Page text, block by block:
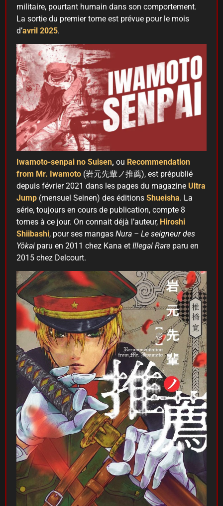
militaire, pourtant humain dans son comportement.
La sortie du premier tome est prévue pour le mois
d’avril 2025.
Iwamoto-senpai no Suisen, ou Recommendation
from Mr. Iwamoto (岩元先輩ノ推薦), est prépublié
depuis février 2021 dans les pages du magazine Ultra
Jump (mensuel Seinen) des éditions Shueisha. La
série, toujours en cours de publication, compte 8
tomes à ce jour. On connait déjà l’auteur, Hiroshi
Shiibashi, pour ses mangas Nura – Le seigneur des
Yôkai paru en 2011 chez Kana et Illegal Rare paru en
2015 chez Delcourt.